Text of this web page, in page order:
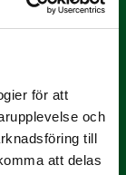
för att
och
till
att delas
”En